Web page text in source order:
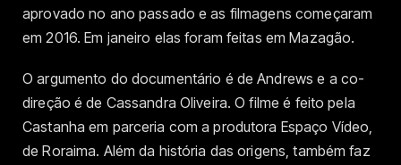
aprovado no ano passado e as filmagens começaram
em 2016. Em janeiro elas foram feitas em Mazagão.
O argumento do documentário é de Andrews e a co-
direção é de Cassandra Oliveira. O filme é feito pela
Castanha em parceria com a produtora Espaço Vídeo,
de Roraima. Além da história das origens, também faz